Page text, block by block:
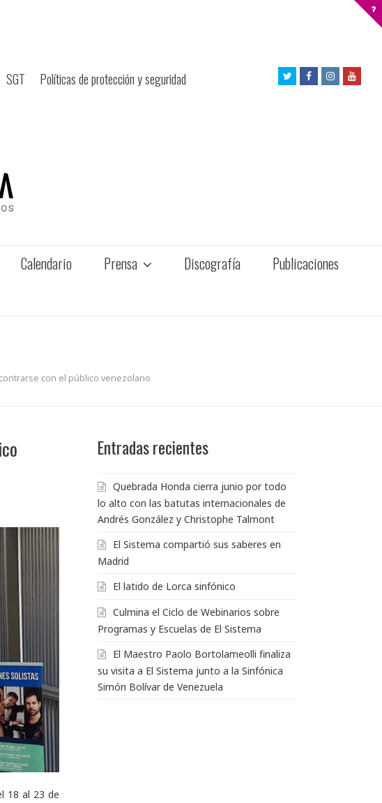
SGT Políticas de protección y seguridad
TwitterFacebookInstagram
Calendario Prensa Discografía Publicaciones
con el público venezolano
18 al 23 de
Entradas recientes
Quebrada Honda cierra junio por todo
lo alto con las batutas internacionales de
Andrés González y Christophe Talmont
El Sistema compartió sus saberes en
Madrid
El latido de Lorca sinfónico
Culmina el Ciclo de Webinarios sobre
Programas y Escuelas de El Sistema
El Maestro Paolo Bortolameolli finaliza
su visita a El Sistema junto a la Sinfónica
Simón Bolívar de Venezuela